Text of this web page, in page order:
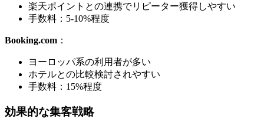
楽天ポイントとの連携でリピーター獲得しやすい
手数料：5-10%程度
Booking.com ：
ヨーロッパ系の利用者が多い
ホテルとの比較検討されやすい
手数料：15%程度
効果的な集客戦略